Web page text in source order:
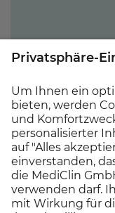
Deine
Für Fragen
André
Verfügung.
Wir freuen uns